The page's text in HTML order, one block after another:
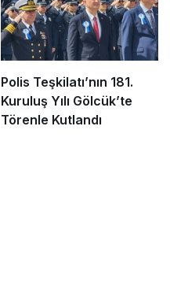
Polis Teşkilatı’nın 181.
Kuruluş Yılı Gölcük’te
Törenle Kutlandı